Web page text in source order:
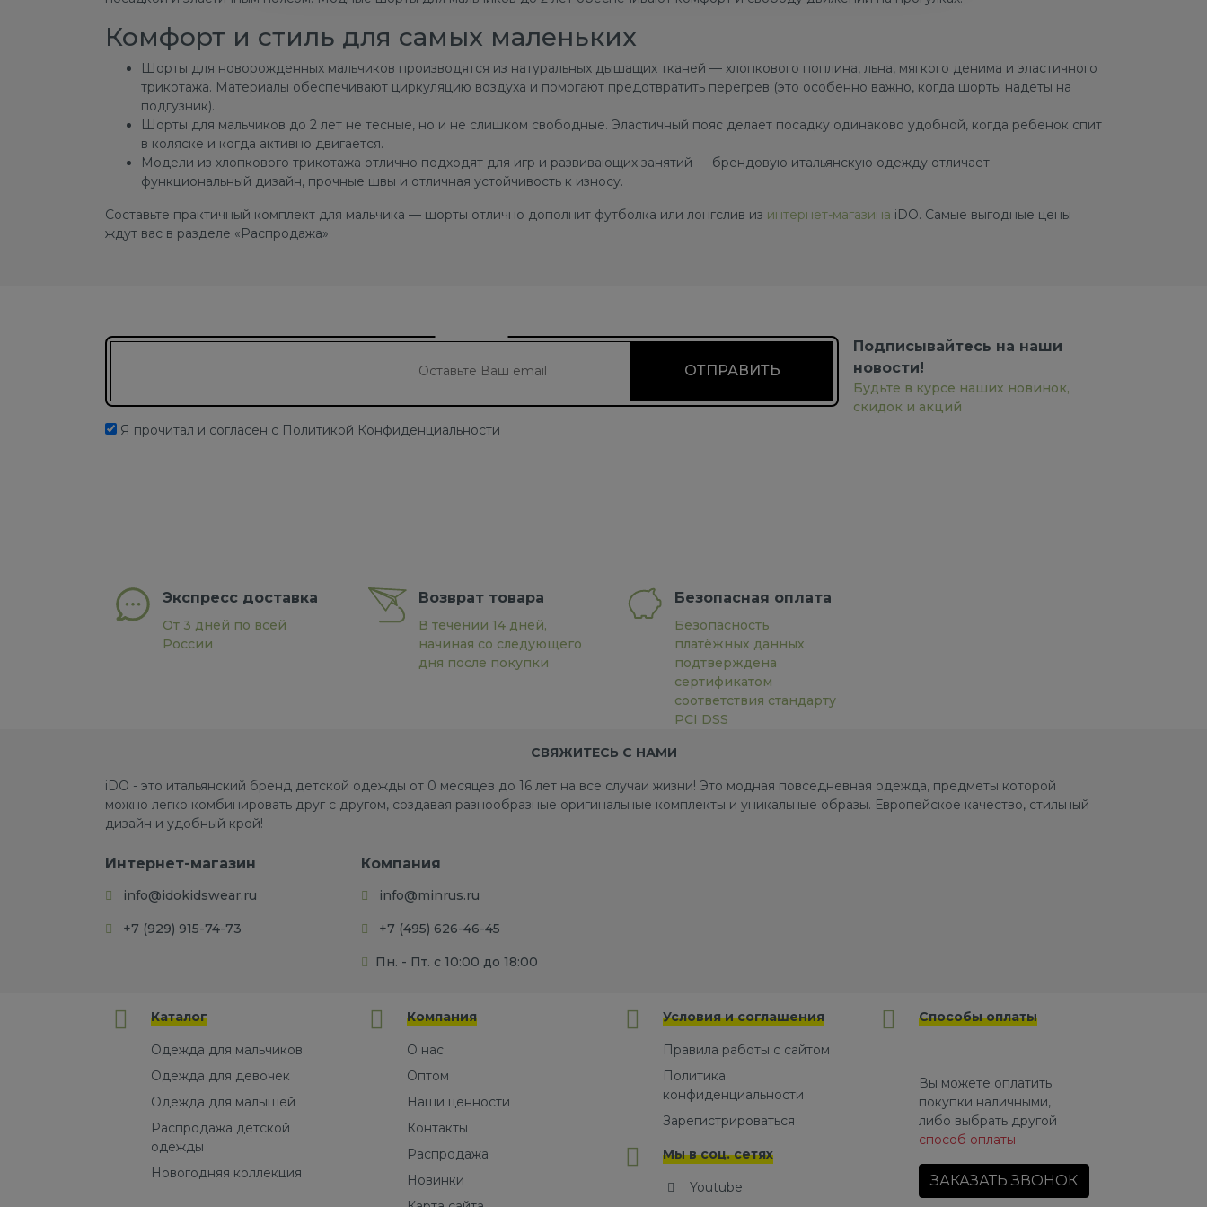
Комфорт и стиль для самых маленьких
Шорты для новорожденных мальчиков производятся из натуральных дышащих тканей — хлопкового поплина, льна, мягкого денима и эластичного
трикотажа. Материалы обеспечивают циркуляцию воздуха и помогают предотвратить перегрев (это особенно важно, когда шорты надеты на
подгузник).
Шорты для мальчиков до 2 лет не тесные, но и не слишком свободные. Эластичный пояс делает посадку одинаково удобной, когда ребенок спит
в коляске и когда активно двигается.
Модели из хлопкового трикотажа отлично подходят для игр и развивающих занятий — брендовую итальянскую одежду отличает
функциональный дизайн, прочные швы и отличная устойчивость к износу.
Составьте практичный комплект для мальчика — шорты отлично дополнит футболка или лонгслив из интернет-магазина iDO. Самые выгодные цены
ждут вас в разделе «Распродажа».
Подписывайтесь на наши
новости!
Будьте в курсе наших новинок,
скидок и акций
Я прочитал и согласен с Политикой Конфиденциальности
Экспресс доставка
От 3 дней по всей
России
Возврат товара
В течении 14 дней,
начиная со следующего
дня после покупки
Безопасная оплата
Безопасность
платёжных данных
подтверждена
сертификатом
соответствия стандарту
PCI DSS
СВЯЖИТЕСЬ С НАМИ
iDO - это итальянский бренд детской одежды от 0 месяцев до 16 лет на все случаи жизни! Это модная повседневная одежда, предметы которой
можно легко комбинировать друг с другом, создавая разнообразные оригинальные комплекты и уникальные образы. Европейское качество, стильный
дизайн и удобный крой!
Интернет-магазин
info@idokidswear.ru
+7 (929) 915-74-73
Компания
info@minrus.ru
+7 (495) 626-46-45
Пн. - Пт. с 10:00 до 18:00
Каталог
Одежда для мальчиков
Одежда для девочек
Одежда для малышей
Распродажа детской
одежды
Новогодняя коллекция
Компания
О нас
Оптом
Наши ценности
Контакты
Распродажа
Новинки
Условия и соглашения
Правила работы с сайтом
Политика
конфиденциальности
Зарегистрироваться
Мы в соц. сетях
Youtube
Способы оплаты
Вы можете оплатить
покупки наличными,
либо выбрать другой
способ оплаты
ЗАКАЗАТЬ ЗВОНОК